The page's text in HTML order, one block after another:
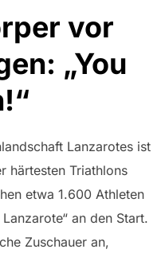
vor
„You
Lanzarotes ist
härtesten Triathlons
etwa 1.600 Athleten
an den Start.
Zuschauer an,